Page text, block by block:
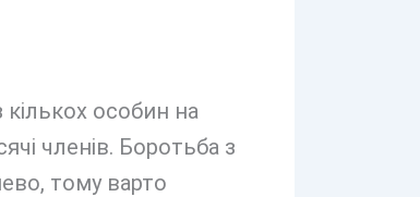
особин на
членів. Боротьба з
тому варто